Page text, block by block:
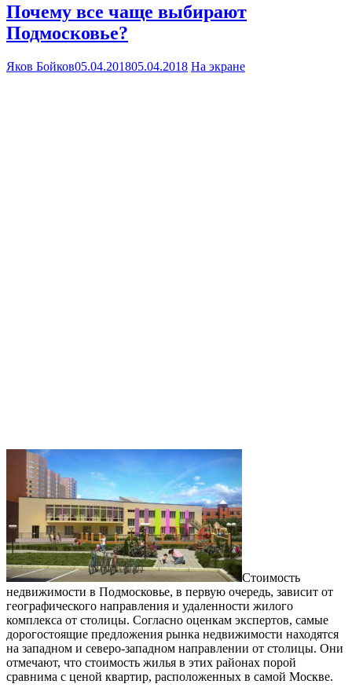
Почему все чаще выбирают
Подмосковье?
Яков Бойков05.04.201805.04.2018 На экране
Стоимость
недвижимости в Подмосковье, в первую очередь, зависит от
географического направления и удаленности жилого
комплекса от столицы. Согласно оценкам экспертов, самые
дорогостоящие предложения рынка недвижимости находятся
на западном и северо-западном направлении от столицы. Они
отмечают, что стоимость жилья в этих районах порой
сравнима с ценой квартир, расположенных в самой Москве.